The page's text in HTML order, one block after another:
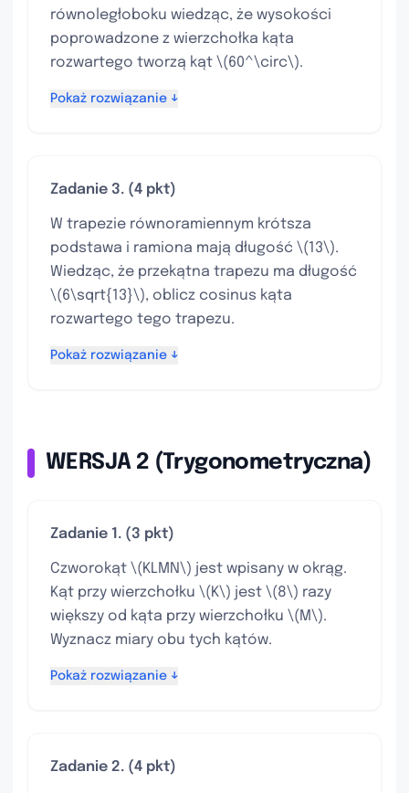
równoległoboku wiedząc, że wysokości
poprowadzone z wierzchołka kąta
rozwartego tworzą kąt \(60^\circ\).
Pokaż rozwiązanie ↓
Zadanie 3. (4 pkt)
W trapezie równoramiennym krótsza
podstawa i ramiona mają długość \(13\).
Wiedząc, że przekątna trapezu ma długość
\(6\sqrt{13}\), oblicz cosinus kąta
rozwartego tego trapezu.
Pokaż rozwiązanie ↓
WERSJA 2 (Trygonometryczna)
Zadanie 1. (3 pkt)
Czworokąt \(KLMN\) jest wpisany w okrąg.
Kąt przy wierzchołku \(K\) jest \(8\) razy
większy od kąta przy wierzchołku \(M\).
Wyznacz miary obu tych kątów.
Pokaż rozwiązanie ↓
Zadanie 2. (4 pkt)